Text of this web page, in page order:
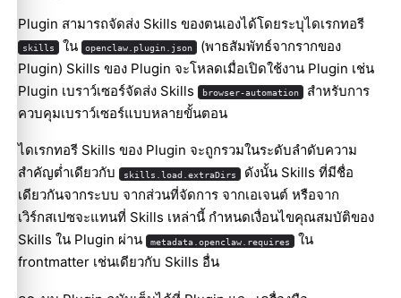
Plugin สามารถจัดส่ง Skills ของตนเองได้โดยระบุไดเรกทอรี
skills ใน openclaw.plugin.json
(พาธสัมพัทธ์จากรากของ
Plugin) Skills ของ Plugin จะโหลดเมื่อเปิดใช้งาน Plugin เช่น
Plugin เบราว์เซอร์จัดส่ง Skills
browser-automation สำหรับการ
ควบคุมเบราว์เซอร์แบบหลายขั้นตอน
ไดเรกทอรี Skills ของ Plugin จะถูกรวมในระดับลำดับความ
สำคัญต่ำเดียวกับ
skills.load.extraDirs ดังนั้น Skills ที่มีชื่อ
เดียวกันจากระบบ จากส่วนที่จัดการ จากเอเจนต์ หรือจาก
เวิร์กสเปซจะแทนที่ Skills เหล่านี้ กำหนดเงื่อนไขคุณสมบัติของ
Skills ใน Plugin ผ่าน
metadata.openclaw.requires ใน
frontmatter เช่นเดียวกับ Skills อื่น